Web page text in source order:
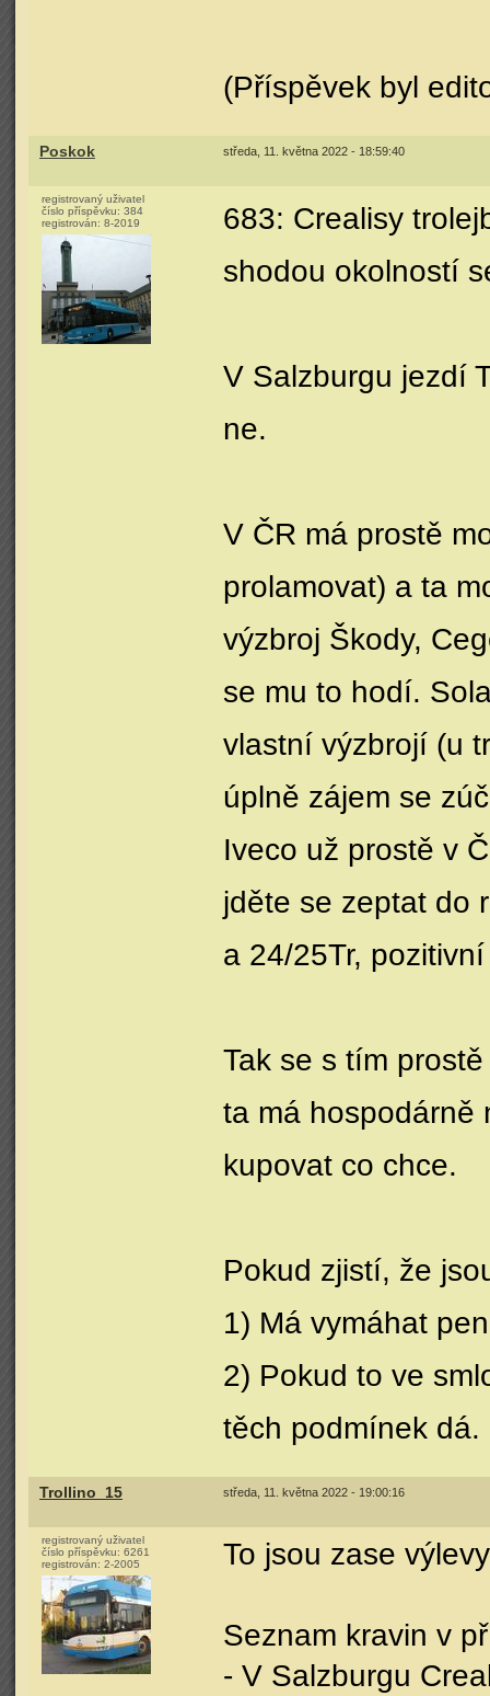
(Příspěvek byl
Poskok středa, 11. května 2022 - 18:59:40
registrovaný uživatel
číslo příspěvku: 384
registrován: 8-2019
683: Crealisy
shodou okolností
V Salzburgu jezdí
ne.
V ČR má prostě
prolamovat) a ta
výzbroj Škody,
se mu to hodí.
vlastní výzbrojí (u
úplně zájem se
Iveco už prostě v
jděte se zeptat do
a 24/25Tr,
Tak se s tím
ta má hospodárně
kupovat co chce.
Pokud zjistí, že
1) Má vymáhat
2) Pokud to ve
těch podmínek dá.
Trollino_15 středa, 11. května 2022 - 19:00:16
registrovaný uživatel
číslo příspěvku: 6261
registrován: 2-2005 To jsou zase
Seznam kravin v
- V Salzburgu